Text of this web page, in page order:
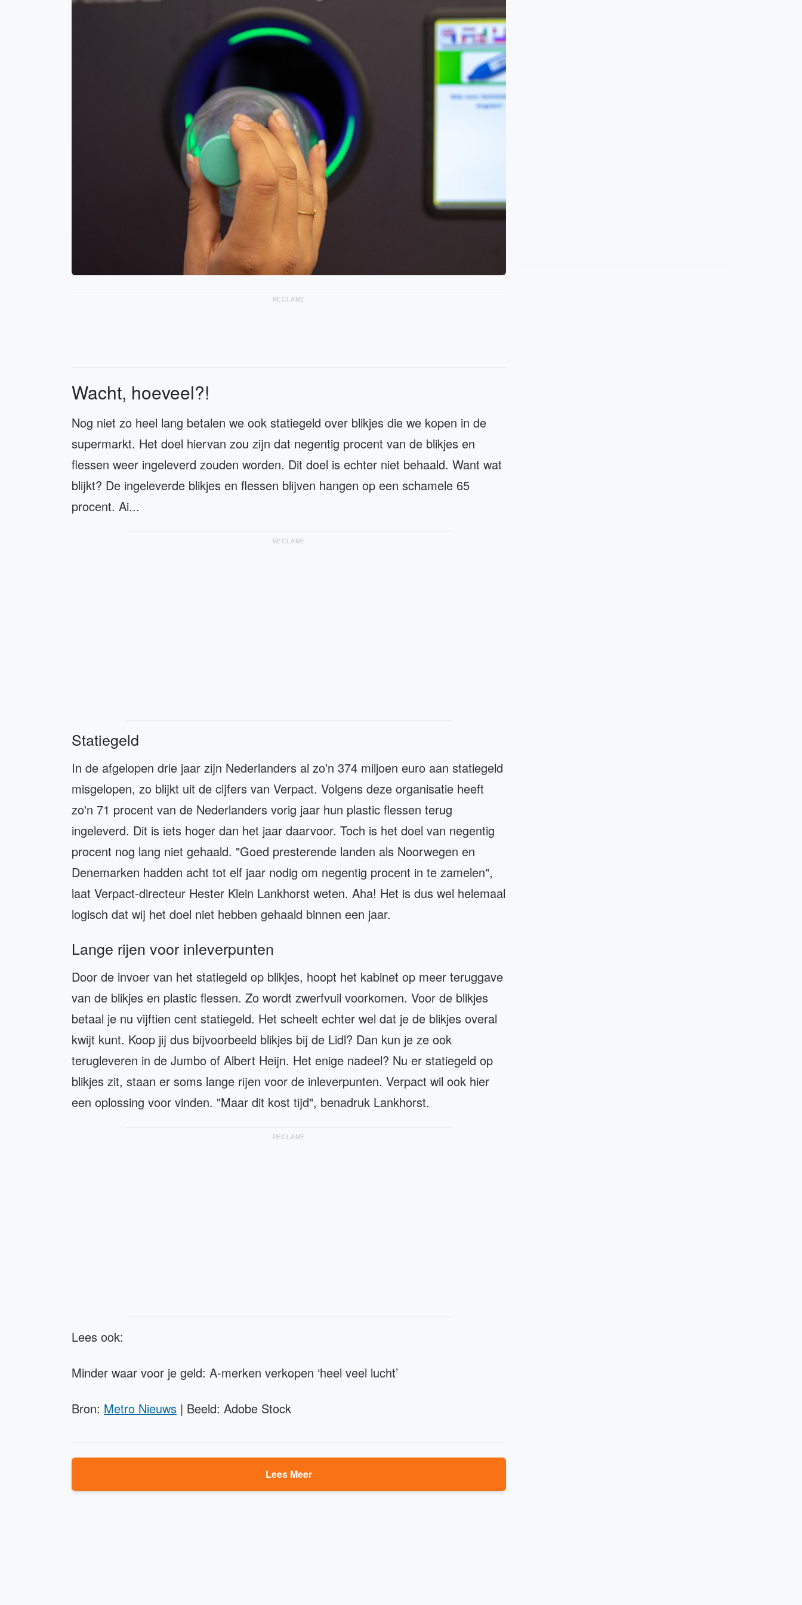
RECLAME
Wacht, hoeveel?!
Nog niet zo heel lang betalen we ook statiegeld over blikjes die we kopen in de
supermarkt. Het doel hiervan zou zijn dat negentig procent van de blikjes en
flessen weer ingeleverd zouden worden. Dit doel is echter niet behaald. Want wat
blijkt? De ingeleverde blikjes en flessen blijven hangen op een schamele 65
procent. Ai...
RECLAME
Statiegeld
In de afgelopen drie jaar zijn Nederlanders al zo'n 374 miljoen euro aan statiegeld
misgelopen, zo blijkt uit de cijfers van Verpact. Volgens deze organisatie heeft
zo'n 71 procent van de Nederlanders vorig jaar hun plastic flessen terug
ingeleverd. Dit is iets hoger dan het jaar daarvoor. Toch is het doel van negentig
procent nog lang niet gehaald. "Goed presterende landen als Noorwegen en
Denemarken hadden acht tot elf jaar nodig om negentig procent in te zamelen",
laat Verpact-directeur Hester Klein Lankhorst weten. Aha! Het is dus wel helemaal
logisch dat wij het doel niet hebben gehaald binnen een jaar.
Lange rijen voor inleverpunten
Door de invoer van het statiegeld op blikjes, hoopt het kabinet op meer teruggave
van de blikjes en plastic flessen. Zo wordt zwerfvuil voorkomen. Voor de blikjes
betaal je nu vijftien cent statiegeld. Het scheelt echter wel dat je de blikjes overal
kwijt kunt. Koop jij dus bijvoorbeeld blikjes bij de Lidl? Dan kun je ze ook
terugleveren in de Jumbo of Albert Heijn. Het enige nadeel? Nu er statiegeld op
blikjes zit, staan er soms lange rijen voor de inleverpunten. Verpact wil ook hier
een oplossing voor vinden. "Maar dit kost tijd", benadruk Lankhorst.
RECLAME
Lees ook:
Minder waar voor je geld: A-merken verkopen ‘heel veel lucht’
Bron: Metro Nieuws | Beeld: Adobe Stock
Lees Meer